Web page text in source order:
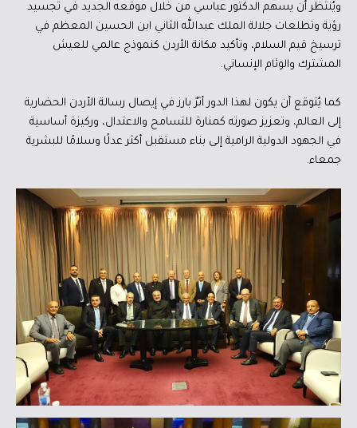
ويُنتظر أن يسهم الدكتور عباسي من خلال موقعه الجديد في تجسيد
رؤية وتطلعات جلالة الملك عبدالله الثاني ابن الحسين المعظم في
ترسيخ قيم السلام، وتأكيد مكانة الأردن كنموذج عالمي للعيش
المشترك والوئام الإنساني.
كما يُتوقع أن يكون لهذا الدور أثرٌ بارز في إيصال رسالة الأردن الحضارية
إلى العالم، وتعزيز صورته كمنارة للتسامح والاعتدال، وركيزة أساسية
في الجهود الدولية الرامية إلى بناء مستقبل أكثر عدلًا وسلامًا للبشرية
جمعاء.